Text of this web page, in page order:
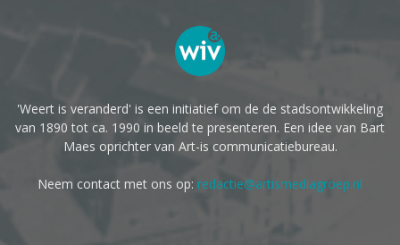
'Weert is veranderd' is een initiatief om de de stadsontwikkeling
van 1890 tot ca. 1990 in beeld te presenteren. Een idee van Bart
Maes oprichter van Art-is communicatiebureau.
Neem contact met ons op: redactie@artismediagroep.nl